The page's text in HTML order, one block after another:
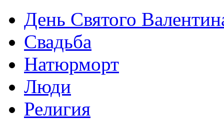
День Святого
Свадьба
Натюрморт
Люди
Религия